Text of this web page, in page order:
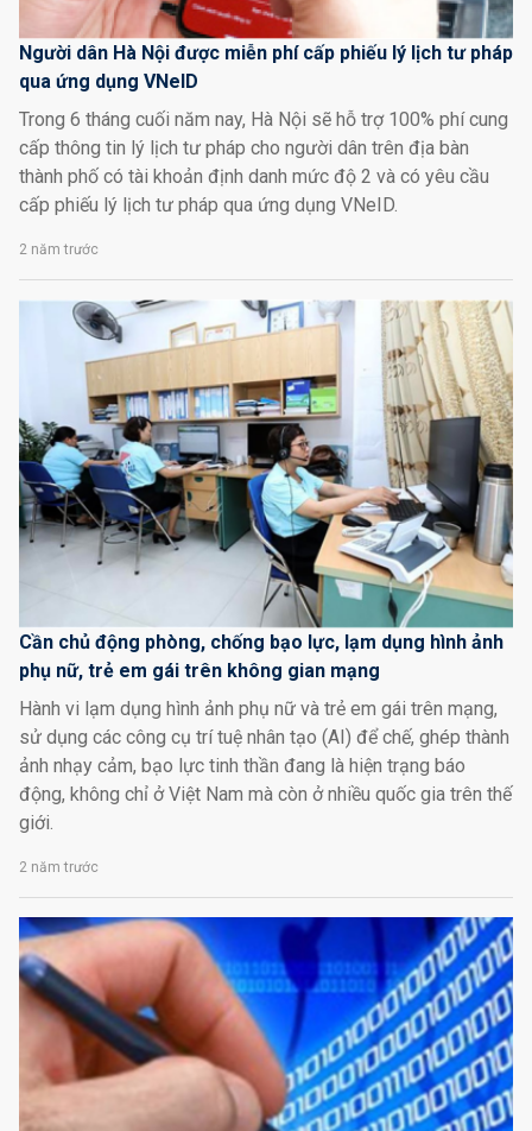
Người dân Hà Nội được miễn phí cấp phiếu lý lịch tư pháp
qua ứng dụng VNeID
Trong 6 tháng cuối năm nay, Hà Nội sẽ hỗ trợ 100% phí cung
cấp thông tin lý lịch tư pháp cho người dân trên địa bàn
thành phố có tài khoản định danh mức độ 2 và có yêu cầu
cấp phiếu lý lịch tư pháp qua ứng dụng VNeID.
2 năm trước
Cần chủ động phòng, chống bạo lực, lạm dụng hình ảnh
phụ nữ, trẻ em gái trên không gian mạng
Hành vi lạm dụng hình ảnh phụ nữ và trẻ em gái trên mạng,
sử dụng các công cụ trí tuệ nhân tạo (AI) để chế, ghép thành
ảnh nhạy cảm, bạo lực tinh thần đang là hiện trạng báo
động, không chỉ ở Việt Nam mà còn ở nhiều quốc gia trên thế
giới.
2 năm trước